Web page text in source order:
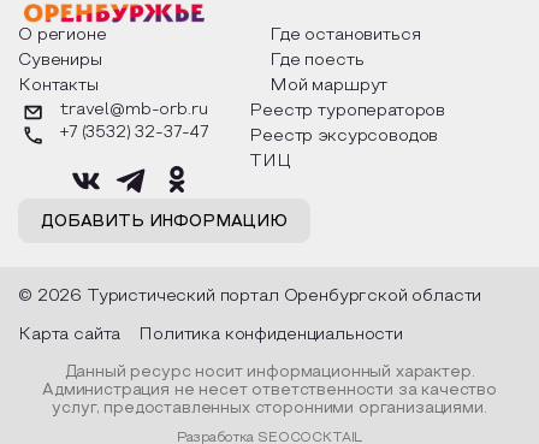
о том, как встречают новый год в
разных уголках страны, какие
обряды совершают на удачу и
благополучие, в чем схожи и
различаются традиции. Кто такой
Дед Мороз и откуда он пришел, как
его называют в разных уголках
страны и как появились елочные
Твардовского и
каждой строчке
восхищение
яркому времени
О регионе
Где остановиться
Сувениры
Где поесть
Контакты
Мой маршрут
ДОБАВИТЬ ИНФОРМАЦИЮ
travel@mb-orb.ru
+7 (3532) 32-37-47
Реестр туроператоров
Реестр эксурсоводов
ТИЦ
© 2026 Туристический портал Оренбургской области
Карта сайта Политика конфиденциальности
Данный ресурс носит информационный характер.
Администрация не несет ответственности за качество
услуг, предоставленных сторонними организациями.
Разработка SEOCOCKTAIL